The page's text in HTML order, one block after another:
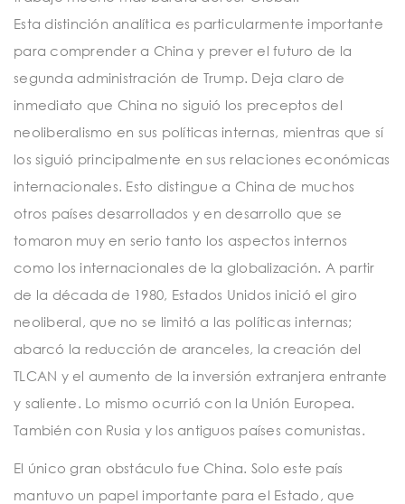
Esta distinción analítica es particularmente importante
para comprender a China y prever el futuro de la
segunda administración de Trump. Deja claro de
inmediato que China no siguió los preceptos del
neoliberalismo en sus políticas internas, mientras que sí
los siguió principalmente en sus relaciones económicas
internacionales. Esto distingue a China de muchos
otros países desarrollados y en desarrollo que se
tomaron muy en serio tanto los aspectos internos
como los internacionales de la globalización. A partir
de la década de 1980, Estados Unidos inició el giro
neoliberal, que no se limitó a las políticas internas;
abarcó la reducción de aranceles, la creación del
TLCAN y el aumento de la inversión extranjera entrante
y saliente. Lo mismo ocurrió con la Unión Europea.
También con Rusia y los antiguos países comunistas.
El único gran obstáculo fue China. Solo este país
mantuvo un papel importante para el Estado, que